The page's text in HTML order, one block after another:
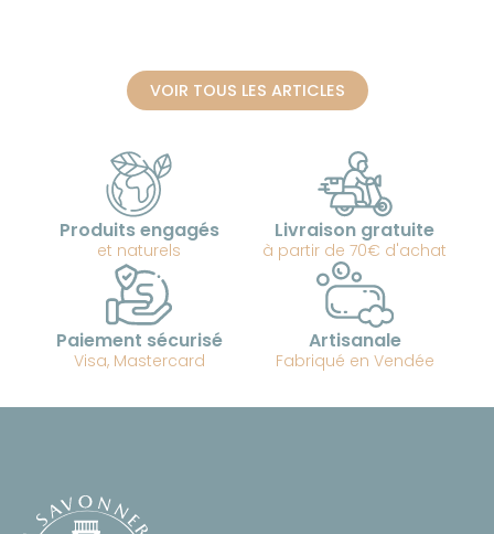
VOIR TOUS LES ARTICLES
Produits engagés
et naturels
Livraison gratuite
à partir de 70€ d'achat
Paiement sécurisé
Visa, Mastercard
Artisanale
Fabriqué en Vendée